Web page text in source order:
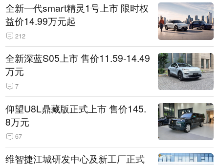
全新一代smart精灵1号上市 限时权
益价14.99万元起
212
全新深蓝S05上市 售价11.59-14.49
万元
7
仰望U8L鼎藏版正式上市 售价145.
8万元
67
维智捷江城研发中心及新工厂正式